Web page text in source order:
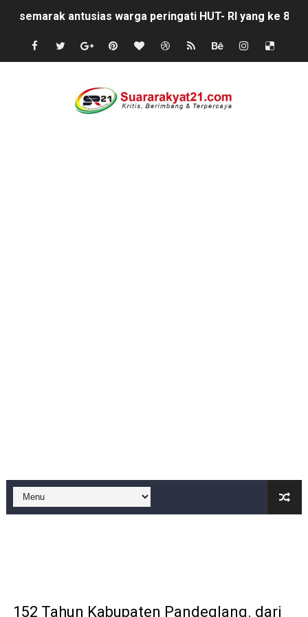
semarak antusias warga peringati HUT- RI yang ke 81,
SISWA KELAS 2 MI MUHAMMAD NAWAWI DIDUGA
Satgas Pamtas RI-Malaysia Yonarmed 19/Bogani
DIRGAHAYU RI KE-81, HIDAYAT S.E Direktur Perumda
Oknum Polisi Kebon Jeruk Jadi Backing Mafia Tanah
Belajar dari Tiongkok, Kepala Desa Sindangheula
152 Tahun Kabupaten Pandeglang. dari